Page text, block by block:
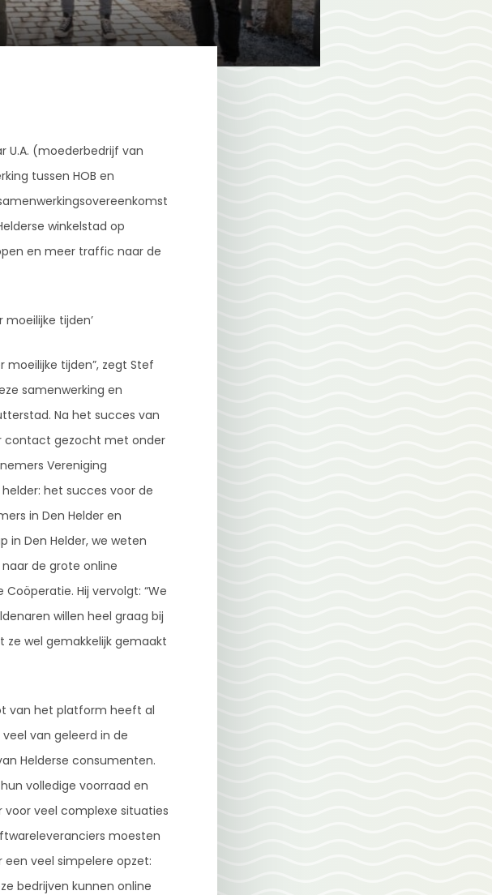
U.A. (moederbedrijf van
tussen HOB en
winkelstad op
en meer traffic naar de
moeilijke tijden’
moeilijke tijden”, zegt Stef
samenwerking en
Na het succes van
contact gezocht met onder
Vereniging
het succes voor de
in Den Helder en
in Den Helder, we weten
de grote online
Hij vervolgt: “We
willen heel graag bij
wel gemakkelijk gemaakt
van het platform heeft al
van geleerd in de
Helderse consumenten.
volledige voorraad en
voor veel complexe situaties
moesten
een veel simpelere opzet:
bedrijven kunnen online